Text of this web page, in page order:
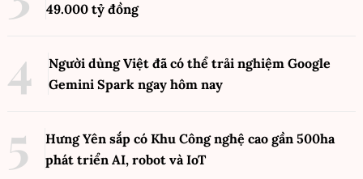
49.000 tỷ đồng
Người dùng Việt đã có thể trải nghiệm Google
Gemini Spark ngay hôm nay
Hưng Yên sắp có Khu Công nghệ cao gần 500ha
phát triển AI, robot và IoT